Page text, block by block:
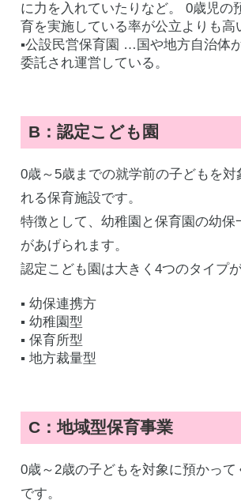
に力を入れていたりなど。 0歳児の
育を実施している率が公立よりも高
▪️公設民営保育園 …国や地方自治体
委託され運営している。
B：認定こども園
0歳～5歳までの就学前の子どもを対
れる保育施設です。
特徴として、幼稚園と保育園の幼保
があげられます。
認定こども園は大きく4つのタイプが
▪️ 幼保連携方
▪️ 幼稚園型
▪️ 保育所型
▪️ 地方裁量型
C：地域型保育事業
0歳～2歳の子どもを対象に預かって
です。